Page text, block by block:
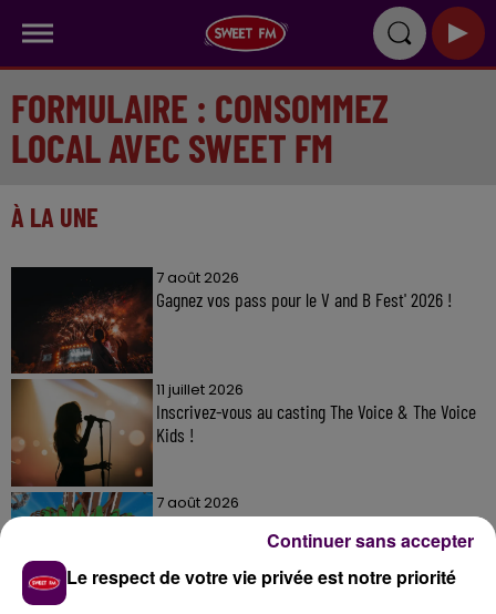
FORMULAIRE : CONSOMMEZ
LOCAL AVEC SWEET FM
À LA UNE
7 août 2026
Gagnez vos pass pour le V and B Fest' 2026 !
11 juillet 2026
Inscrivez-vous au casting The Voice & The Voice
Kids !
7 août 2026
Gagnez vos entrées pour Papéa Parc !
Le respect de votre vie privée est notre priorité
Continuer sans accepter